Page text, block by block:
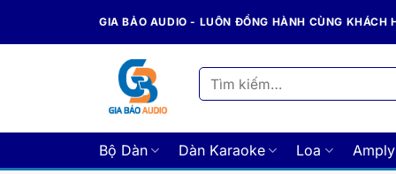
GIA BẢO AUDIO - LUÔN ĐỒNG HÀNH CÙNG KHÁCH
Tìm
kiếm:
Bộ Dàn Dàn Karaoke Loa Amply